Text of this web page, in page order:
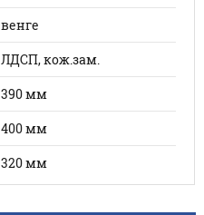
венге
ЛДСП, кож.зам.
390 мм
400 мм
320 мм